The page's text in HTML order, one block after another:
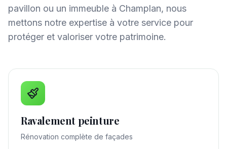
pavillon ou un immeuble à Champlan, nous
mettons notre expertise à votre service pour
protéger et valoriser votre patrimoine.
Ravalement peinture
Rénovation complète de façades